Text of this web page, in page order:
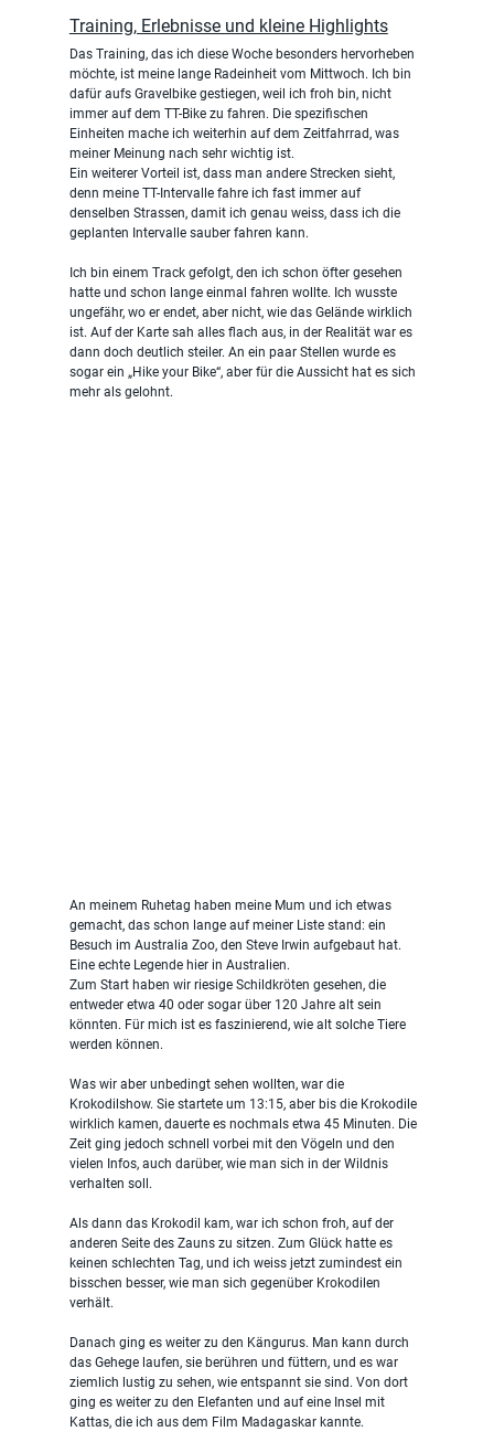
Training, Erlebnisse und kleine Highlights
Das Training, das ich diese Woche besonders hervorheben
möchte, ist meine lange Radeinheit vom Mittwoch. Ich bin
dafür aufs Gravelbike gestiegen, weil ich froh bin, nicht
immer auf dem TT-Bike zu fahren. Die spezifischen
Einheiten mache ich weiterhin auf dem Zeitfahrrad, was
meiner Meinung nach sehr wichtig ist.
Ein weiterer Vorteil ist, dass man andere Strecken sieht,
denn meine TT-Intervalle fahre ich fast immer auf
denselben Strassen, damit ich genau weiss, dass ich die
geplanten Intervalle sauber fahren kann.
Ich bin einem Track gefolgt, den ich schon öfter gesehen
hatte und schon lange einmal fahren wollte. Ich wusste
ungefähr, wo er endet, aber nicht, wie das Gelände wirklich
ist. Auf der Karte sah alles flach aus, in der Realität war es
dann doch deutlich steiler. An ein paar Stellen wurde es
sogar ein „Hike your Bike“, aber für die Aussicht hat es sich
mehr als gelohnt.
An meinem Ruhetag haben meine Mum und ich etwas
gemacht, das schon lange auf meiner Liste stand: ein
Besuch im Australia Zoo, den Steve Irwin aufgebaut hat.
Eine echte Legende hier in Australien.
Zum Start haben wir riesige Schildkröten gesehen, die
entweder etwa 40 oder sogar über 120 Jahre alt sein
könnten. Für mich ist es faszinierend, wie alt solche Tiere
werden können.
Was wir aber unbedingt sehen wollten, war die
Krokodilshow. Sie startete um 13:15, aber bis die Krokodile
wirklich kamen, dauerte es nochmals etwa 45 Minuten. Die
Zeit ging jedoch schnell vorbei mit den Vögeln und den
vielen Infos, auch darüber, wie man sich in der Wildnis
verhalten soll.
Als dann das Krokodil kam, war ich schon froh, auf der
anderen Seite des Zauns zu sitzen. Zum Glück hatte es
keinen schlechten Tag, und ich weiss jetzt zumindest ein
bisschen besser, wie man sich gegenüber Krokodilen
verhält.
Danach ging es weiter zu den Kängurus. Man kann durch
das Gehege laufen, sie berühren und füttern, und es war
ziemlich lustig zu sehen, wie entspannt sie sind. Von dort
ging es weiter zu den Elefanten und auf eine Insel mit
Kattas, die ich aus dem Film Madagaskar kannte.